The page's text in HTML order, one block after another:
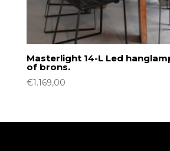
Masterlight 14-L Led
of brons.
€1.169,00